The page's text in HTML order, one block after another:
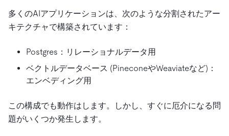
多くのAIアプリケーションは、次のような分割されたアー
キテクチャで構築されています：
Postgres：リレーショナルデータ用
ベクトルデータベース (PineconeやWeaviateなど)：
エンベディング用
この構成でも動作はします。しかし、すぐに厄介になる問
題がいくつか発生します。